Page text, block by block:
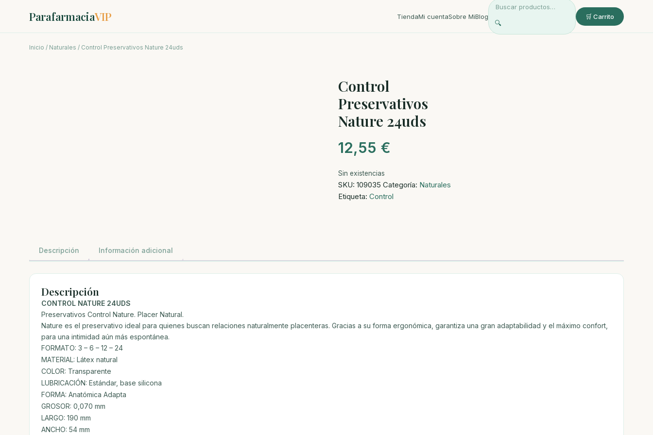
ParafarmaciaVIP TiendaMi cuentaSobre MiBlog
🔍
🛒 Carrito
Inicio / Naturales / Control Preservativos Nature 24uds
Control
Preservativos
Nature 24uds
12,55 €
Sin existencias
SKU: 109035 Categoría: Naturales
Etiqueta: Control
Descripción Información adicional
Descripción
CONTROL NATURE 24UDS
Preservativos Control Nature. Placer Natural.
Nature es el preservativo ideal para quienes buscan relaciones naturalmente placenteras. Gracias a su forma ergonómica, garantiza una gran adaptabilidad y el máximo confort,
para una intimidad aún más espontánea.
FORMATO: 3 – 6 – 12 – 24
MATERIAL: Látex natural
COLOR: Transparente
LUBRICACIÓN: Estándar, base silicona
FORMA: Anatómica Adapta
GROSOR: 0,070 mm
LARGO: 190 mm
ANCHO: 54 mm